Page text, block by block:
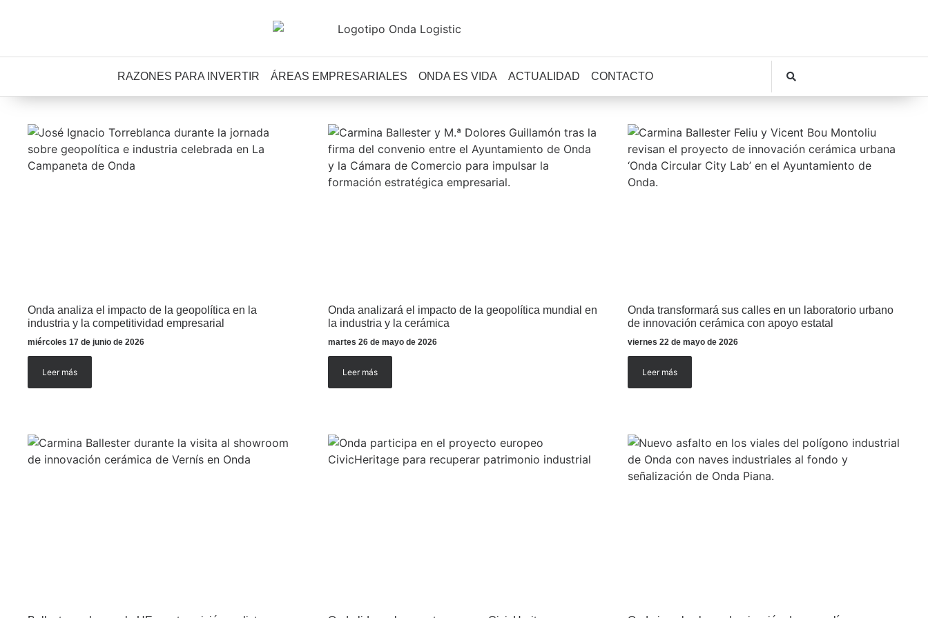
RAZONES PARA INVERTIR ÁREAS EMPRESARIALES ONDA ES VIDA ACTUALIDAD CONTACTO
Onda analiza el impacto de la geopolítica en la
industria y la competitividad empresarial
miércoles 17 de junio de 2026
Leer más
Onda analizará el impacto de la geopolítica mundial en
la industria y la cerámica
martes 26 de mayo de 2026
Leer más
Onda transformará sus calles en un laboratorio urbano
de innovación cerámica con apoyo estatal
viernes 22 de mayo de 2026
Leer más